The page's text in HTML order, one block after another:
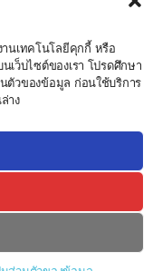
านเทคโนโลยีคุกกี้ หรือ
ว็บไซต์ของเรา โปรดศึกษา
ตัวของข้อมูล ก่อนใช้บริการ
าง
and
H
E
H
Y